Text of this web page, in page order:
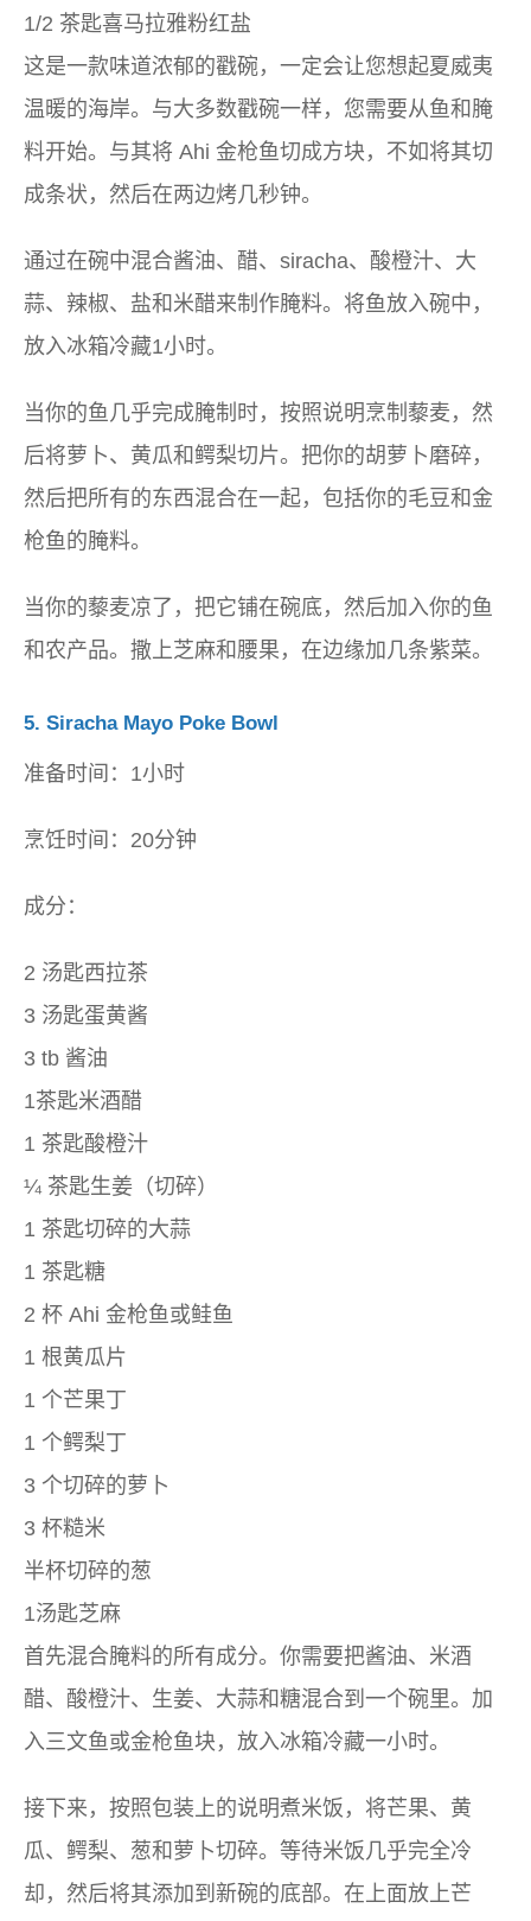
1/2 茶匙喜马拉雅粉红盐
这是一款味道浓郁的戳碗，一定会让您想起夏威夷
温暖的海岸。与大多数戳碗一样，您需要从鱼和腌
料开始。与其将 Ahi 金枪鱼切成方块，不如将其切
成条状，然后在两边烤几秒钟。
通过在碗中混合酱油、醋、siracha、酸橙汁、大
蒜、辣椒、盐和米醋来制作腌料。将鱼放入碗中，
放入冰箱冷藏1小时。
当你的鱼几乎完成腌制时，按照说明烹制藜麦，然
后将萝卜、黄瓜和鳄梨切片。把你的胡萝卜磨碎，
然后把所有的东西混合在一起，包括你的毛豆和金
枪鱼的腌料。
当你的藜麦凉了，把它铺在碗底，然后加入你的鱼
和农产品。撒上芝麻和腰果，在边缘加几条紫菜。
5. Siracha Mayo Poke Bowl
准备时间：1小时
烹饪时间：20分钟
成分：
2 汤匙西拉茶
3 汤匙蛋黄酱
3 tb 酱油
1茶匙米酒醋
1 茶匙酸橙汁
¼ 茶匙生姜（切碎）
1 茶匙切碎的大蒜
1 茶匙糖
2 杯 Ahi 金枪鱼或鲑鱼
1 根黄瓜片
1 个芒果丁
1 个鳄梨丁
3 个切碎的萝卜
3 杯糙米
半杯切碎的葱
1汤匙芝麻
首先混合腌料的所有成分。你需要把酱油、米酒
醋、酸橙汁、生姜、大蒜和糖混合到一个碗里。加
入三文鱼或金枪鱼块，放入冰箱冷藏一小时。
接下来，按照包装上的说明煮米饭，将芒果、黄
瓜、鳄梨、葱和萝卜切碎。等待米饭几乎完全冷
却，然后将其添加到新碗的底部。在上面放上芒